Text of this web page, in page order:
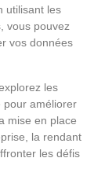
utilisant les
vous pouvez
vos données
les
pour améliorer
mise en place
la rendant
les défis